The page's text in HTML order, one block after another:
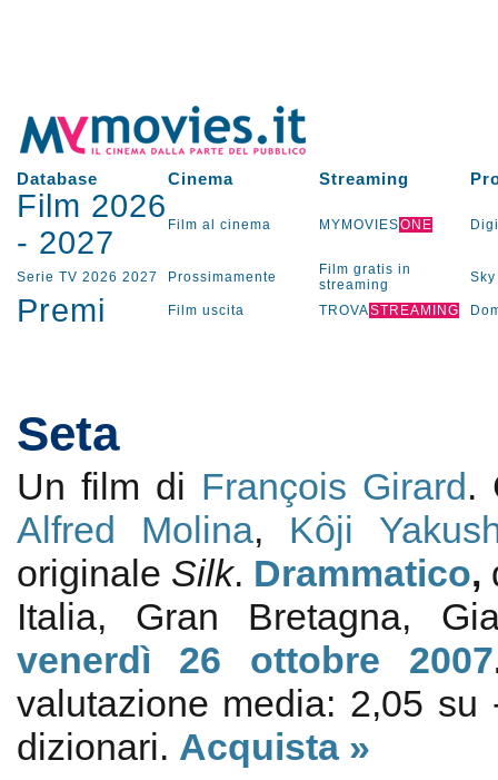
Database Cinema Streaming
Film 2026
- 2027 Film al cinema MYMOVIESONE
Serie TV 2026 2027 Prossimamente
Film gratis in
streaming
Sky
Premi Film uscita TROVASTREAMING
Seta
Un film di François Girard.
Alfred Molina, Kôji
originale Silk. Drammatico,
Italia, Gran Bretagna,
venerdì 26
ottobre 2007
valutazione media: 2,05 su
dizionari. Acquista »